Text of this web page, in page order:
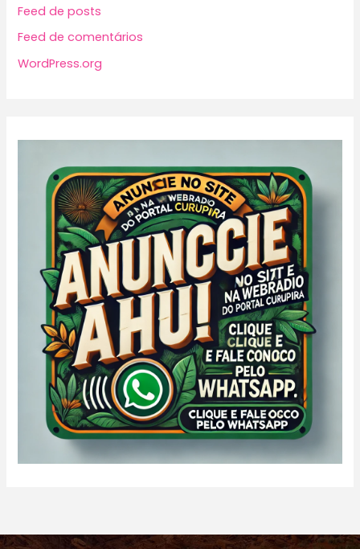
Feed de posts
Feed de comentários
WordPress.org